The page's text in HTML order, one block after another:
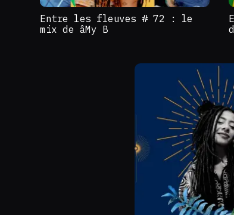
Entre les fleuves # 72 : le
mix de âMy B